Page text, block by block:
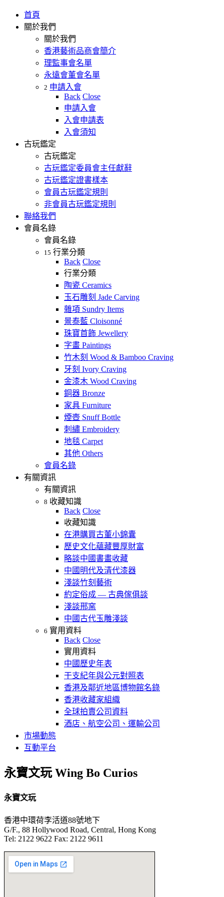
首頁
關於我們
關於我們
香港藝術品商會簡介
理監事會名單
永遠會董會名單
2 申請入會
Back Close
申請入會
入會申請表
入會須知
古玩鑑定
古玩鑑定
古玩鑑定委員會主任獻辭
古玩鑑定證書樣本
會員古玩鑑定規則
非會員古玩鑑定規則
聯絡我們
會員名錄
會員名錄
15 行業分類
Back Close
行業分類
陶瓷 Ceramics
玉石雕刻 Jade Carving
雜項 Sundry Items
景泰藍 Cloisonné
珠寶首飾 Jewellery
字畫 Paintings
竹木刻 Wood & Bamboo Craving
牙刻 Ivory Craving
金漆木 Wood Craving
銅器 Bronze
家具 Furniture
煙壺 Snuff Bottle
刺繡 Embroidery
地毯 Carpet
其他 Others
會員名錄
有關資訊
有關資訊
8 收藏知識
Back Close
收藏知識
在港購買古董小錦囊
歷史文化蘊藏豐厚財富
略談中國書畫收藏
中國明代及清代漆器
淺談竹刻藝術
約定俗成 — 古典傢俱談
淺談邢窯
中國古代玉雕淺談
6 實用資料
Back Close
實用資料
中國歷史年表
干支紀年與公元對照表
香港及鄰近地區博物館名錄
香港收藏家組織
全球拍賣公司資料
酒店、航空公司、運輸公司
市場動態
互動平台
永寶文玩 Wing Bo Curios
永寶文玩
香港中環荷李活道88號地下
G/F., 88 Hollywood Road, Central, Hong Kong
Tel: 2122 9622 Fax: 2122 9611